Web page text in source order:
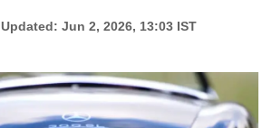
Updated: Jun 2, 2026, 13:03 IST